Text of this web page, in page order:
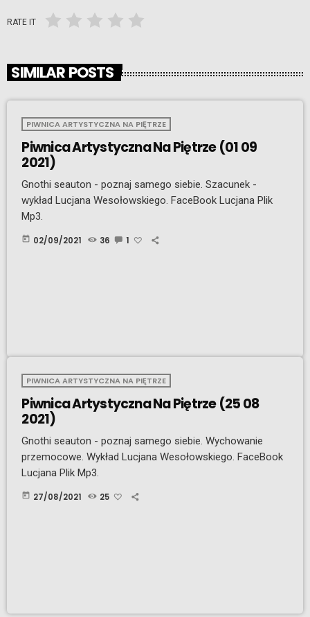
RATE IT
SIMILAR POSTS
PIWNICA ARTYSTYCZNA NA PIĘTRZE
Piwnica Artystyczna Na Piętrze (01 09
2021)
Gnothi seauton - poznaj samego siebie. Szacunek -
wykład Lucjana Wesołowskiego. FaceBook Lucjana Plik
Mp3.
today 02/09/2021 36 1
PIWNICA ARTYSTYCZNA NA PIĘTRZE
Piwnica Artystyczna Na Piętrze (25 08
2021)
Gnothi seauton - poznaj samego siebie. Wychowanie
przemocowe. Wykład Lucjana Wesołowskiego. FaceBook
Lucjana Plik Mp3.
today 27/08/2021 25